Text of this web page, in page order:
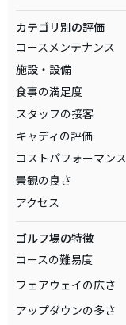
カテゴリ別の評価
コースメンテナンス
施設・設備
食事の満足度
スタッフの接客
キャディの評価
コストパフォーマンス
景観の良さ
アクセス
ゴルフ場の特徴
コースの難易度
フェアウェイの広さ
アップダウンの多さ